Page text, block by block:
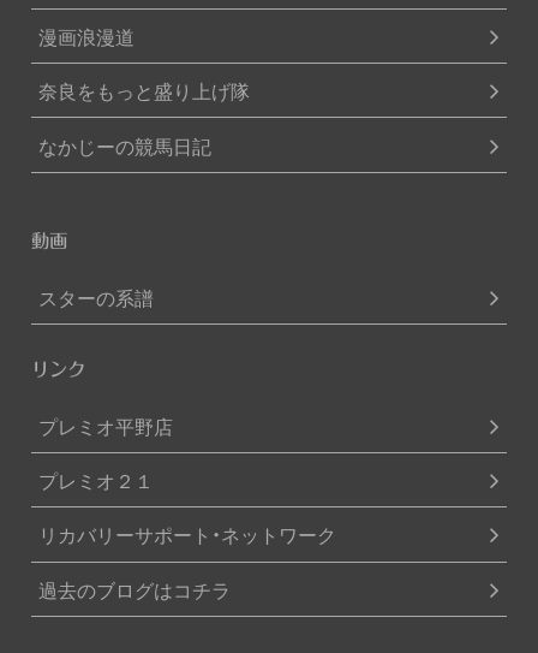
漫画浪漫道
奈良をもっと盛り上げ隊
なかじーの競馬日記
動画
スターの系譜
リンク
プレミオ平野店
プレミオ２１
リカバリーサポート・ネットワーク
過去のブログはコチラ